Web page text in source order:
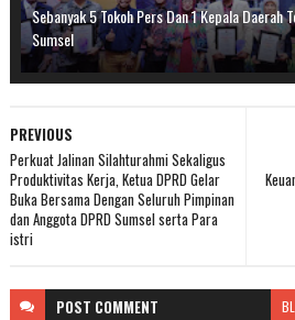
Sebanyak 5 Tokoh Pers Dan 1 Kepala Daerah
Sumsel
PREVIOUS
Perkuat Jalinan Silahturahmi Sekaligus
Produktivitas Kerja, Ketua DPRD Gelar
Buka Bersama Dengan Seluruh Pimpinan
dan Anggota DPRD Sumsel serta Para
istri
POST COMMENT